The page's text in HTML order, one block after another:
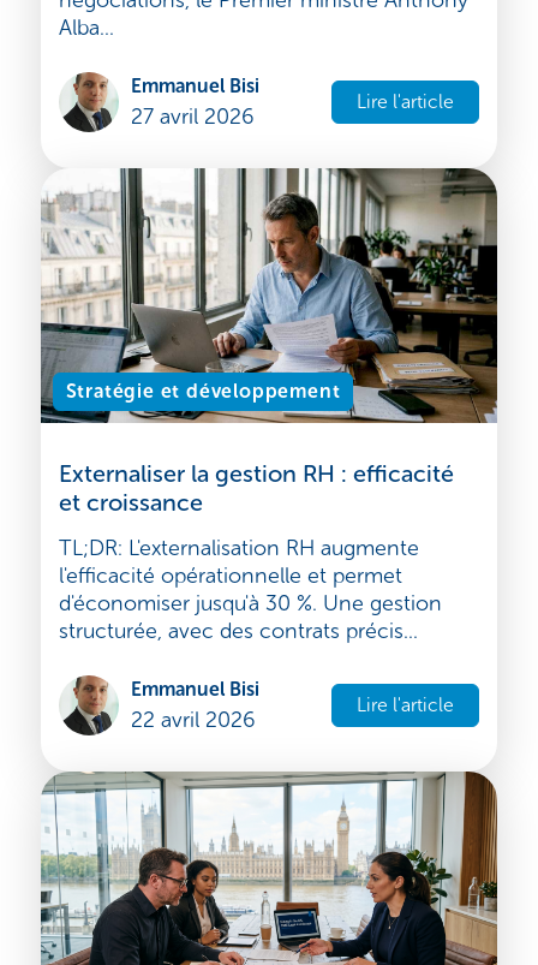
mondial a connu un changement radical.
Après près d'une décennie de
négociations, le Premier ministre Anthony
Emmanuel Bisi
27 avril 2026
Lire l'article
Externaliser la gestion RH : efficacité
et croissance
TL;DR: L'externalisation RH augmente
l'efficacité opérationnelle et permet
d'économiser jusqu'à 30 %. Une gestion
Emmanuel Bisi
22 avril 2026
Lire l'article